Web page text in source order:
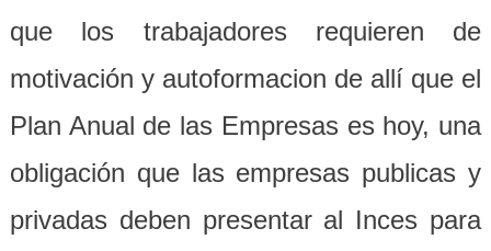
que los trabajadores requieren de
motivación y autoformacion de allí que el
Plan Anual de las Empresas es hoy, una
obligación que las empresas publicas y
privadas deben presentar al Inces para